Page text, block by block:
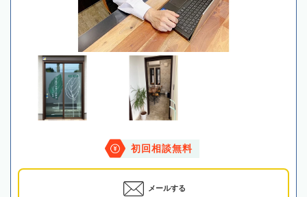
初回相談無料
メールする